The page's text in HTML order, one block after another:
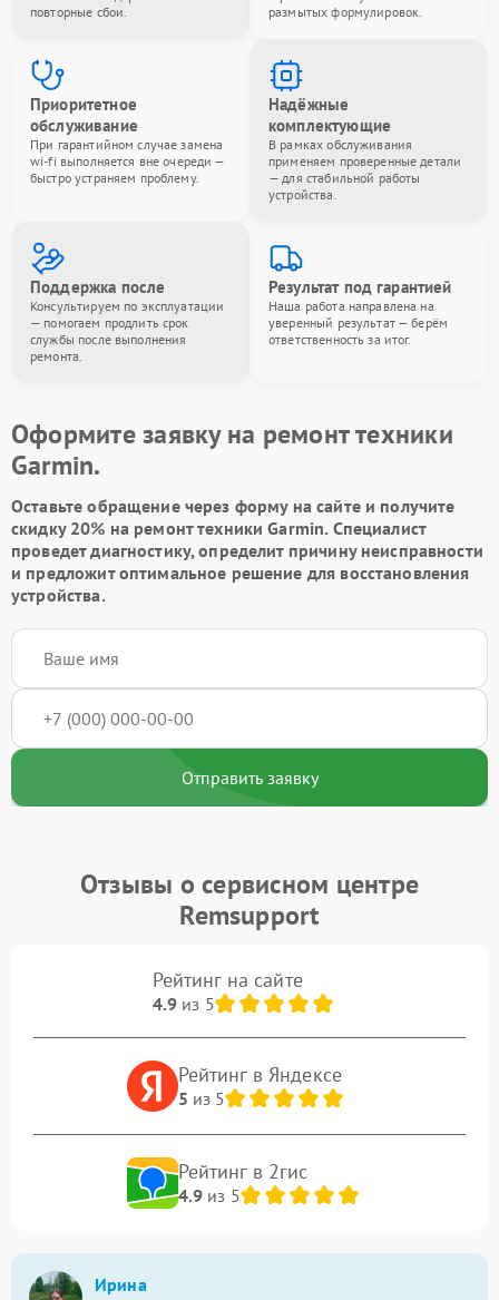
повторные сбои.
размытых формулировок.
Приоритетное
обслуживание
При гарантийном случае замена
wi-fi выполняется вне очереди —
быстро устраняем проблему.
Надёжные
комплектующие
В рамках обслуживания
применяем проверенные детали
— для стабильной работы
устройства.
Поддержка после
Консультируем по эксплуатации
— помогаем продлить срок
службы после выполнения
ремонта.
Результат под гарантией
Наша работа направлена на
уверенный результат — берём
ответственность за итог.
Оформите заявку на ремонт техники
Garmin.
Оставьте обращение через форму на сайте и получите
скидку 20% на ремонт техники Garmin. Специалист
проведет диагностику, определит причину неисправности
и предложит оптимальное решение для восстановления
устройства.
Отправить заявку
Отзывы о сервисном центре
Remsupport
Рейтинг на сайте
4.9из 5
Рейтинг в Яндексе
5 из 5
Рейтинг в 2гис
4.9из 5
Ирина